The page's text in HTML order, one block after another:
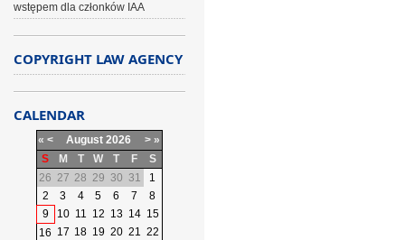
wstępem dla członków IAA
COPYRIGHT LAW AGENCY
CALENDAR
« < August 2026 > »
S
M T W T F
S
26 27 28 29 30 31
1
2
3 4 5 6 7
8
9
10 11 12 13 14 15
16 17 18 19 20 21 22